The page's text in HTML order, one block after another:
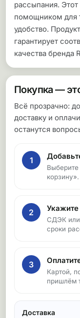
рассыпания.
помощником для
удобство.
гарантирует
качества бренда
Покупка —
Всё прозрачно:
доставку и
останутся
1
2 Укажите
СДЭК или
сроки
3
Картой,
пришлём
Доставка